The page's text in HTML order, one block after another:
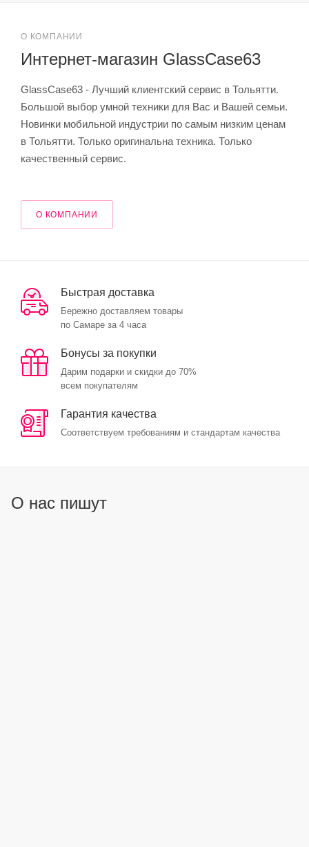
Интернет-магазин GlassCase63
GlassCase63 - Лучший клиентский сервис в Тольятти.
Большой выбор умной техники для Вас и Вашей семьи.
Новинки мобильной индустрии по самым низким ценам
в Тольятти. Только оригинальна техника. Только
качественный сервис.
О КОМПАНИИ
О КОМПАНИИ
Быстрая доставка
Бережно доставляем товары
по Самаре за 4 часа
Бонусы за покупки
Дарим подарки и скидки до 70%
всем покупателям
Гарантия качества
Соответствуем требованиям и стандартам качества
О нас пишут